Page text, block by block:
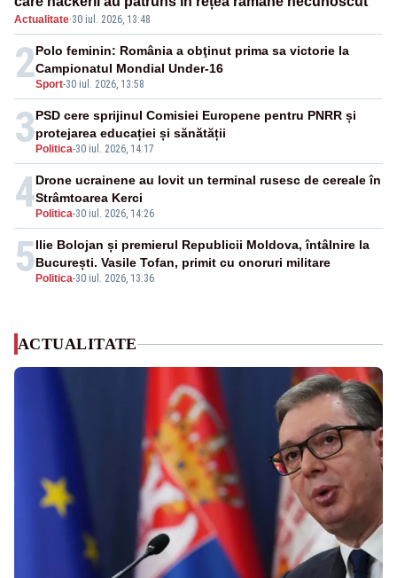
Actualitate·30 iul. 2026, 13:48
2Sport-30 iul. 2026, 13:58
Polo feminin: România a obţinut prima sa victorie la
Campionatul Mondial Under-16
3 Politica-30 iul. 2026, 14:17
PSD cere sprijinul Comisiei Europene pentru PNRR și
protejarea educației și sănătății
4 Politica-30 iul. 2026, 14:26
Drone ucrainene au lovit un terminal rusesc de cereale în
Strâmtoarea Kerci
5 Politica-30 iul. 2026, 13:36
Ilie Bolojan și premierul Republicii Moldova, întâlnire la
București. Vasile Tofan, primit cu onoruri militare
ACTUALITATE